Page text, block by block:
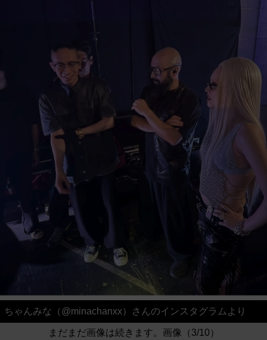
ちゃんみな（@minachanxx）さんのインスタグラムより
まだまだ画像は続きます。画像（3/10）